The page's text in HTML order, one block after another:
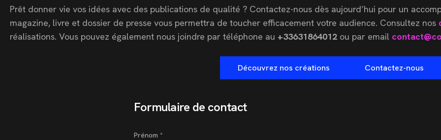
Prêt donner vie vos idées avec des publications de qualité ? Contactez-nous dès aujourd’hui pour un
magazine, livre et dossier de presse vous permettra de toucher efficacement votre audience. Consultez nos
réalisations. Vous pouvez également nous joindre par téléphone au +33631864012 ou par email
Découvrez nos créations Contactez-nous
Formulaire de contact
Prénom *